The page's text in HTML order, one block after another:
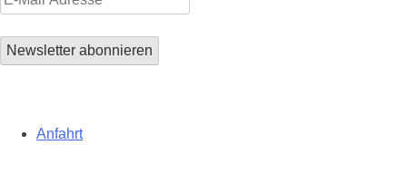
Anfahrt